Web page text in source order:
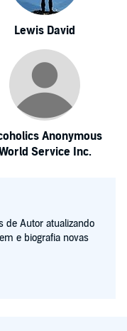
Lewis David
Anonymous
Service Inc.
de Autor atualizando
e biografia novas